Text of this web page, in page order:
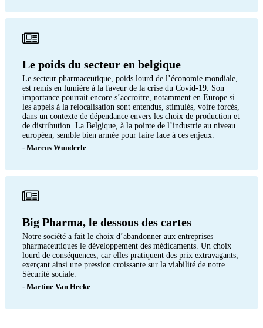
Le poids du secteur en belgique
Le secteur pharmaceutique, poids lourd de l’économie mondiale,
est remis en lumière à la faveur de la crise du Covid-19. Son
importance pourrait encore s’accroitre, notamment en Europe si
les appels à la relocalisation sont entendus, stimulés, voire forcés,
dans un contexte de dépendance envers les choix de production et
de distribution. La Belgique, à la pointe de l’industrie au niveau
européen, semble bien armée pour faire face à ces enjeux.
- Marcus Wunderle
Big Pharma, le dessous des cartes
Notre société a fait le choix d’abandonner aux entreprises
pharmaceutiques le développement des médicaments. Un choix
lourd de conséquences, car elles pratiquent des prix extravagants,
exerçant ainsi une pression croissante sur la viabilité de notre
Sécurité sociale.
- Martine Van Hecke